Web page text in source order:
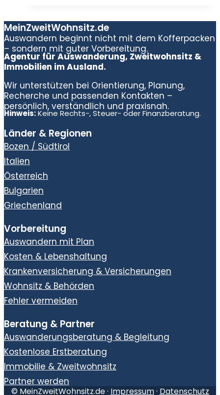
MeinZweitWohnsitz.de
Auswandern beginnt nicht mit dem Kofferpacken
– sondern mit guter Vorbereitung.
Agentur für Auswanderung, Zweitwohnsitz &
Immobilien im Ausland.
Wir unterstützen bei Orientierung, Planung,
Recherche und passenden Kontakten –
persönlich, verständlich und praxisnah.
Hinweis:Keine Rechts-, Steuer- oder Finanzberatung.
Länder & Regionen
Bozen / Südtirol
Italien
Österreich
Bulgarien
Griechenland
Vorbereitung
Auswandern mit Plan
Kosten & Lebenshaltung
Krankenversicherung & Versicherungen
Wohnsitz & Behörden
Fehler vermeiden
Beratung & Partner
Auswanderungsberatung & Begleitung
Kostenlose Erstberatung
Immobilie & Zweitwohnsitz
Partner werden
© MeinZweitWohnsitz.de · Impressum· Datenschutz